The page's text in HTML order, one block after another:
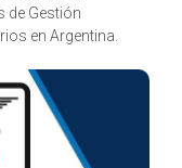
de Gestión
en Argentina.